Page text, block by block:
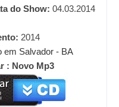
04.03.2014
2014
em Salvador - BA
: Novo Mp3